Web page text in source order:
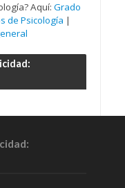
Aquí: Grado
de Psicología |